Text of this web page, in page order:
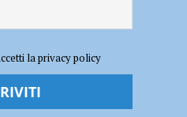
disagi anche a Piacenza
23 ore tra
la privacy policy